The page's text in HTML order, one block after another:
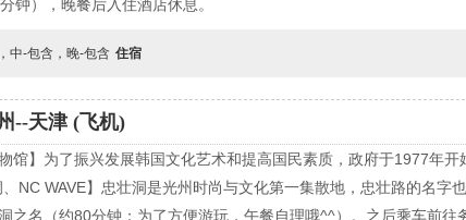
钟），晚餐后入住酒店休息。
中-包含，晚-包含 住宿
--天津 (飞机)
物馆】为了振兴发展韩国文化艺术和提高国民素质，政府于1977年
NC WAVE】忠壮洞是光州时尚与文化第一集散地，忠壮路的名
之名（约80分钟；为了方便游玩，午餐自理哦^^）。之后乘车前往